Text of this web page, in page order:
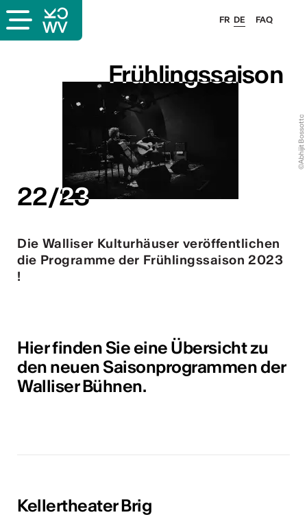
...
FAQ
FR DE
Frühlingssaison
22/23
©Abhijit Bossotto
Frühlingssaison
22/23
Die Walliser Kulturhäuser veröffentlichen
die Programme der Frühlingssaison 2023
!
Hier finden Sie eine Übersicht zu
den neuen Saisonprogrammen der
Walliser Bühnen.
Kellertheater Brig